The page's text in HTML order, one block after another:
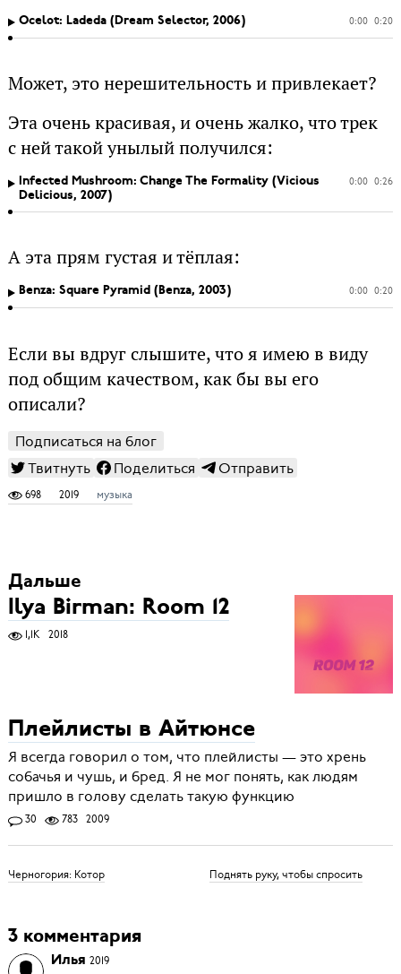
0:00 0:20
Ocelot: Ladeda (Dream Selector, 2006)
Может, это нерешительность и привлекает?
Эта очень красивая, и очень жалко, что трек
с ней такой унылый получился:
0:00 0:26
Infected Mushroom: Change The Formality (Vicious
Delicious, 2007)
А эта прям густая и тёплая:
0:00 0:20
Benza: Square Pyramid (Benza, 2003)
Если вы вдруг слышите, что я имею в виду
под общим качеством, как бы вы его
описали?
Подписаться на блог
Твитнуть
Поделиться Отправить
698 2019 музыка
Дальше
Ilya Birman: Room 12
1,1K 2018
Плейлисты в Айтюнсе
Я всегда говорил о том, что плейлисты — это хрень
собачья и чушь, и бред. Я не мог понять, как людям
пришло в голову сделать такую функцию
30 783 2009
Черногория: Котор Поднять руку, чтобы спросить
3 комментария
Илья 2019